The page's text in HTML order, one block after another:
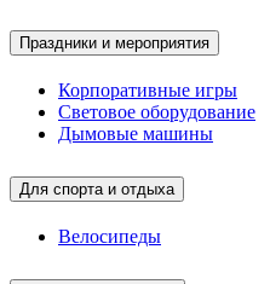
Праздники и мероприятия
Корпоративные игры
Световое оборудование
Дымовые машины
Для спорта и отдыха
Велосипеды